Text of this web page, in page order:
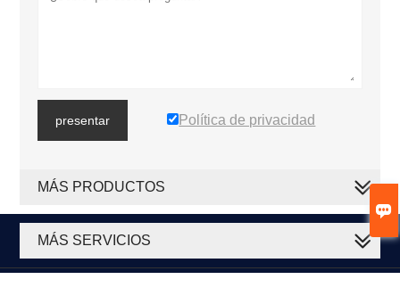

presentar Política de privacidad
MÁS PRODUCTOS
MÁS SERVICIOS